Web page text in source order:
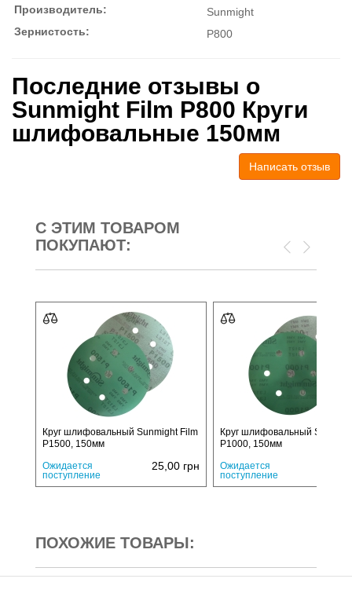
Производитель:
Sunmight
Зернистость:
P800
Последние отзывы о
Sunmight Film P800 Круги
шлифовальные 150мм
Написать отзыв
С ЭТИМ ТОВАРОМ
ПОКУПАЮТ:
Круг шлифовальный Sunmight Film
P1500, 150мм
Ожидается
поступление
25,00 грн
Круг шлифовальный
P1000, 150мм
Ожидается
поступление
ПОХОЖИЕ ТОВАРЫ: